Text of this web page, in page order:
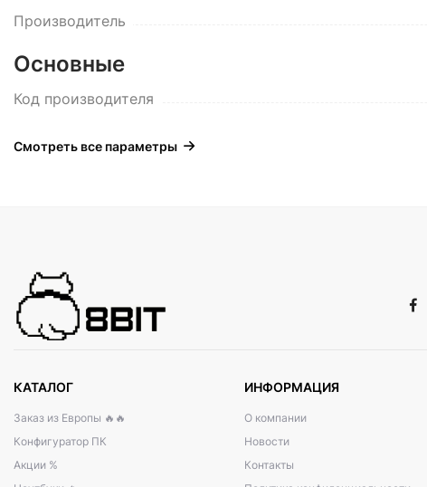
Производитель
Основные
Код производителя
Смотреть все параметры
КАТАЛОГ
Заказ из Европы 🔥🔥
Конфигуратор ПК
Акции %
ИНФОРМАЦИЯ
О компании
Новости
Контакты